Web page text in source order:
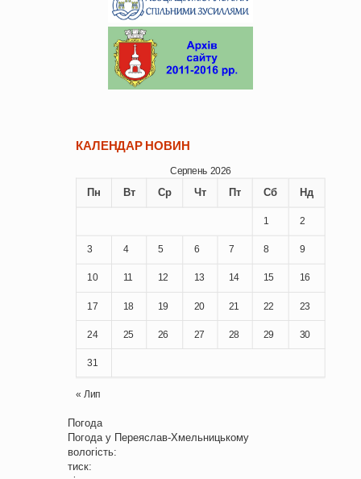
КАЛЕНДАР НОВИН
Серпень 2026
Пн Вт Ср Чт Пт Сб Нд
1 2
3 4 5 6 7 8 9
10 11 12 13 14 15 16
17 18 19 20 21 22 23
24 25 26 27 28 29 30
31
« Лип
Погода
Погода у Переяслав-Хмельницькому
вологість:
тиск: